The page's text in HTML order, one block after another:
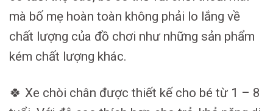
mà bố mẹ hoàn toàn không phải lo lắng về
chất lượng của đồ chơi như những sản phẩm
kém chất lượng khác.
🍀 Xe chòi chân được thiết kế cho bé từ 1 – 8